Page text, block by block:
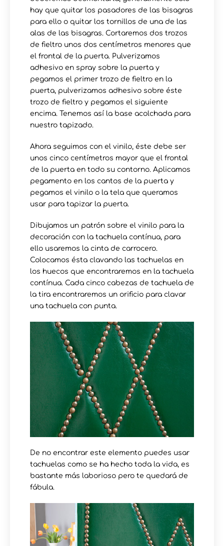
hay que quitar los pasadores de las bisagras
para ello o quitar los tornillos de una de las
alas de las bisagras. Cortaremos dos trozos
de fieltro unos dos centímetros menores que
el frontal de la puerta. Pulverizamos
adhesivo en spray sobre la puerta y
pegamos el primer trozo de fieltro en la
puerta, pulverizamos adhesivo sobre éste
trozo de fieltro y pegamos el siguiente
encima. Tenemos así la base acolchada para
nuestro tapizado.
Ahora seguimos con el vinilo, éste debe ser
unos cinco centímetros mayor que el frontal
de la puerta en todo su contorno. Aplicamos
pegamento en los cantos de la puerta y
pegamos el vinilo o la tela que queramos
usar para tapizar la puerta.
Dibujamos un patrón sobre el vinilo para la
decoración con la tachuela contínua, para
ello usaremos la cinta de carrocero.
Colocamos ésta clavando las tachuelas en
los huecos que encontraremos en la tachuela
contínua. Cada cinco cabezas de tachuela de
la tira encontraremos un orificio para clavar
una tachuela con punta.
De no encontrar este elemento puedes usar
tachuelas como se ha hecho toda la vida, es
bastante más laborioso pero te quedará de
fábula.